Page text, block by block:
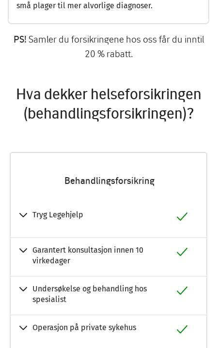
små plager til mer alvorlige diagnoser.
PS! Samler du forsikringene hos oss får du inntil
20 % rabatt.
Hva dekker helseforsikringen
(behandlingsforsikringen)?
Behandlingsforsikring
Tryg Legehjelp
Garantert konsultasjon innen 10
virkedager
Undersøkelse og behandling hos
spesialist
Operasjon på private sykehus